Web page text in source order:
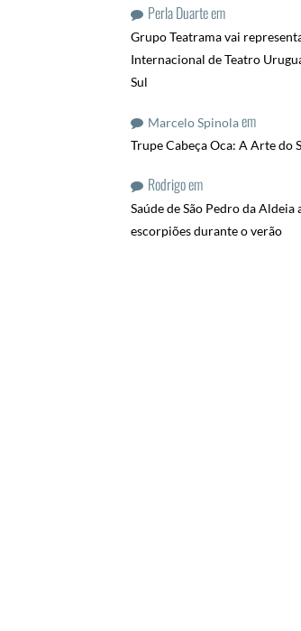
Perla Duarteem
Grupo Teatrama vai
Internacional de Teatro
Sul
Marcelo Spinolaem
Trupe Cabeça Oca: A Arte do
Rodrigoem
Saúde de São Pedro da
escorpiões durante o verão